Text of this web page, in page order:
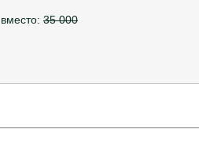
вместо: 35 000